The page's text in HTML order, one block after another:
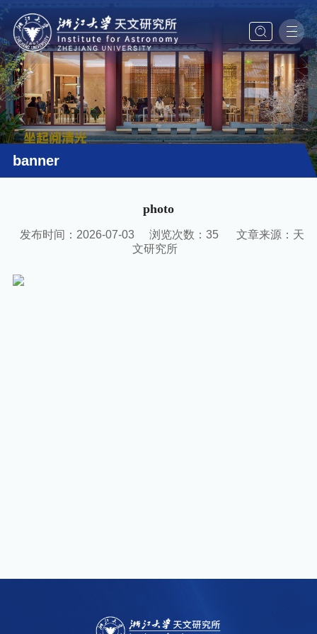
banner
photo
发布时间：2026-07-03 浏览次数：35
文章来源：天
文研究所